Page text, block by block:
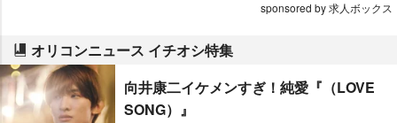
sponsored by 求人ボックス
オリコンニュース イチオシ特集
向井康二イケメンすぎ！純愛『（LOVE
SONG）』